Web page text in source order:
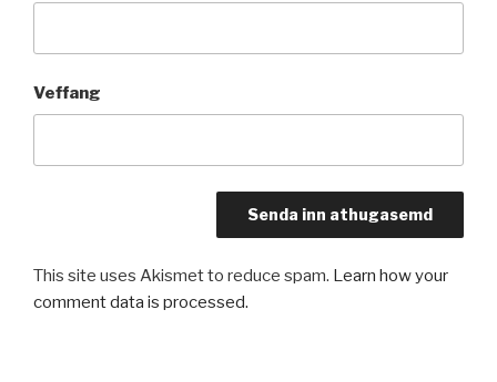
Veffang
This site uses Akismet to reduce spam. Learn how your
comment data is processed.